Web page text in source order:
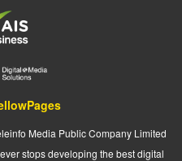
Media Public Company Limited
stops developing the best digital